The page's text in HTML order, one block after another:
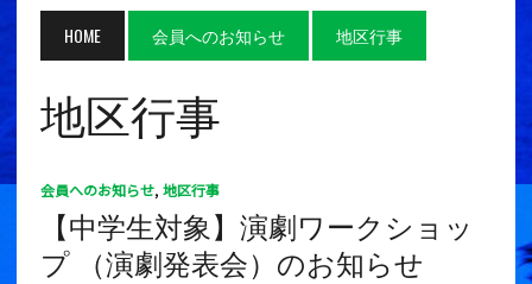
HOME 会員へのお知らせ 地区行事
地区行事
会員へのお知らせ, 地区行事
【中学生対象】演劇ワークショッ
プ （演劇発表会）のお知らせ